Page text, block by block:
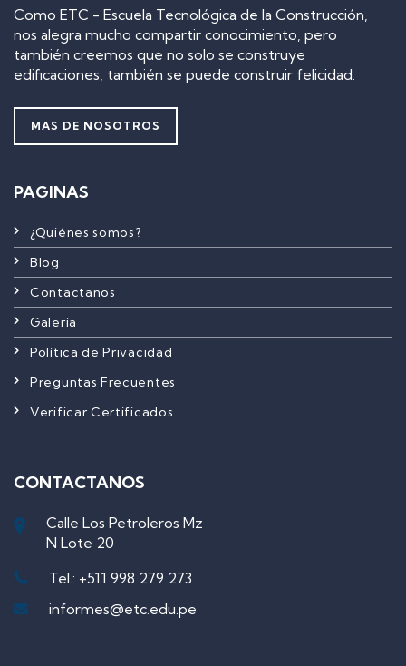
Como ETC - Escuela Tecnológica de la Construcción,
nos alegra mucho compartir conocimiento, pero
también creemos que no solo se construye
edificaciones, también se puede construir felicidad.
MAS DE NOSOTROS
PAGINAS
¿Quiénes somos?
Blog
Contactanos
Galería
Política de Privacidad
Preguntas Frecuentes
Verificar Certificados
CONTACTANOS
Calle Los Petroleros Mz
N Lote 20
Tel.: +511 998 279 273
informes@etc.edu.pe